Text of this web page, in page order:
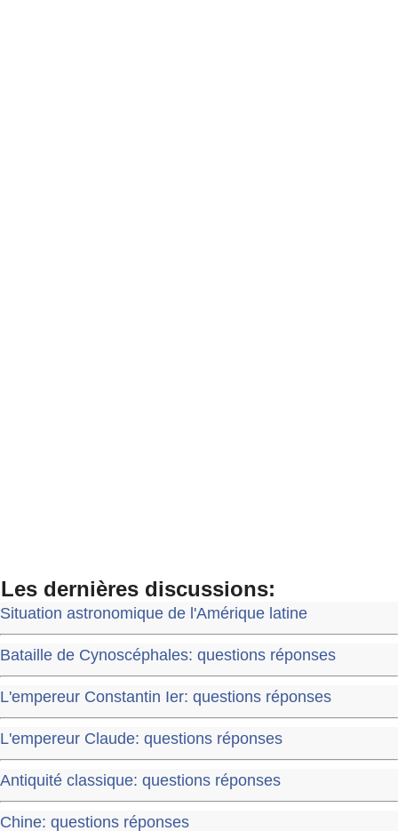
Les dernières discussions:
Situation astronomique de l'Amérique latine
Bataille de Cynoscéphales: questions réponses
L'empereur Constantin Ier: questions réponses
L'empereur Claude: questions réponses
Antiquité classique: questions réponses
Chine: questions réponses